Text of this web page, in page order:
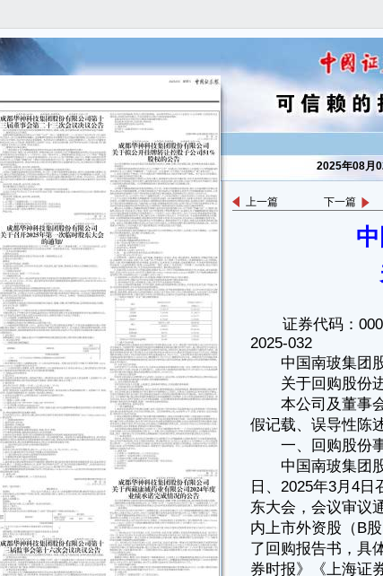
2025年08月
上一篇 下一篇
证券代码：000012；200012 证券简称：南玻A；南玻B 公
2025-032
中国南玻集团股份有限公司
关于回购股份进展公告
本公司及董事会全体成员保证公告内容的真实、准确和完整
假记载、误导性陈述或者重大遗漏。
一、回购股份事项概述
中国南玻集团股份有限公司（以下简称“公司”）分别于
日、2025年3月4日召开了第九届董事会临时会议及2025年第一
东大会，会议审议通过了《关于回购公司部分人民币普通股（
内上市外资股（B股）股份方案的议案》。公司根据相关规定
了回购报告书，具体内容详见2025年3月25日刊登于《中国证
券时报》《上海证券报》《证券日报》和巨潮资讯网
（www.cninfo.com.cn）的《关于回购公司部分人民币普通股
内上市外资股（B股）股份的报告书》。
鉴于公司已经实施了2024年度权益分派，本次以集中竞价
购A股股份价格上限由不超过7.6元/股调整为不超过7.53元/股
后的回购数量为不低于4,444.3773万股且不超过7,658.1887万
股股份的价格由不超过港币3.13元/股调整为不超过港币3.05港
计调整后的回购数量为不低于2,213.9398万股且不超过
调整后的回购价格上限已于2025年7月23日生效，具体回购股
金额以回购期满时实际回购的股份数量、金额为准。具体内容
2025年7月23日在巨潮资讯网（www.cninfo.com.cn）披露的《
年度权益分派实施后调整回购价格上限的公告》。